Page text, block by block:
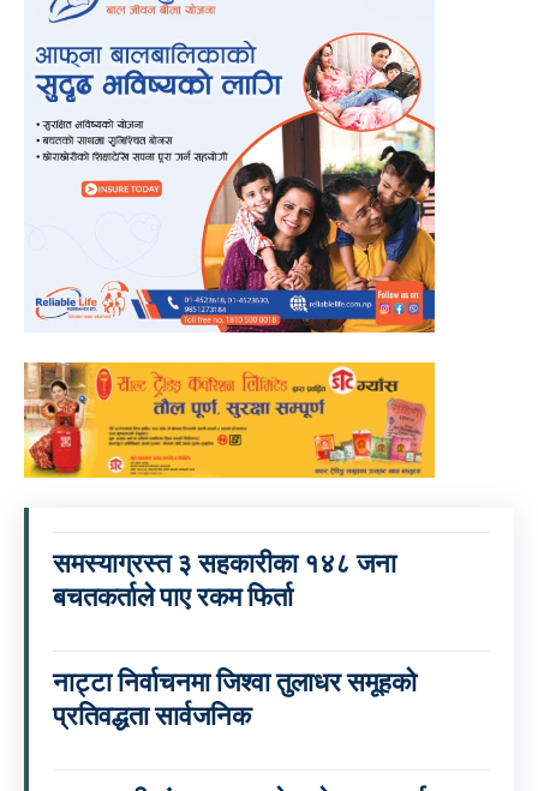
समस्याग्रस्त ३ सहकारीका १४८ जना
बचतकर्ताले पाए रकम फिर्ता
नाट्टा निर्वाचनमा जिश्वा तुलाधर समूहको
प्रतिवद्धता सार्वजनिक